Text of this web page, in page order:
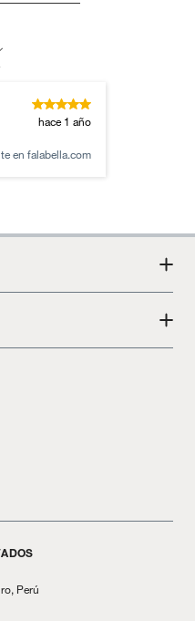
hace 1 año
en falabella.com
Perú